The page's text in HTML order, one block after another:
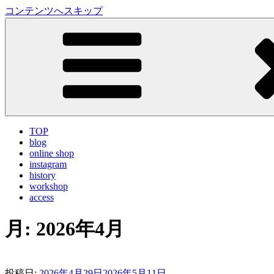
コンテンツへスキップ
LA VILLA ROUGE Blog
TOP
blog
online shop
instagram
history
workshop
access
月: 2026年4月